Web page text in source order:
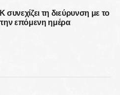
τη διεύρυνση με το
επόμενη ημέρα